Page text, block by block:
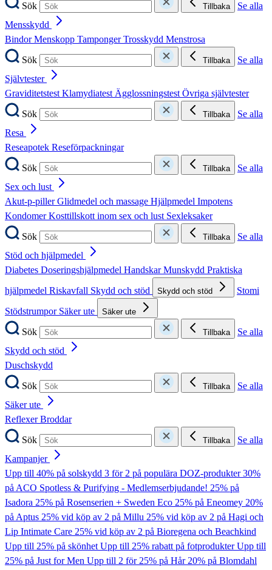
Sök
Tillbaka
Se alla
Mensskydd
BindorMenskopp TampongerTrosskydd Menstrosa
Sök
Tillbaka
Se alla
Självtester
GraviditetstestKlamydiatestÄgglossningstestÖvriga självtester
Sök
Tillbaka
Se alla
Resa
Reseapotek Reseförpackningar
Sök
Tillbaka
Se alla
Sex och lust
Akut-p-pillerGlidmedel och massage Hjälpmedel Impotens
KondomerKosttillskott inom sex och lust Sexleksaker
Sök
Tillbaka
Se alla
Stöd och hjälpmedel
Diabetes Doseringshjälpmedel HandskarMunskydd Praktiska
hjälpmedel Riskavfall Skydd och stöd Skydd och stöd
Stomi
Stödstrumpor Säker ute Säker ute
Sök Tillbaka
Se alla
Skydd och stöd
Duschskydd
Sök
Tillbaka
Se alla
Säker ute
ReflexerBroddar
Sök
Tillbaka
Se alla
Kampanjer
Upp till 40% på solskydd 3 för 2 på populära DOZ-produkter30%
på ACO Spotless & Purifying - Medlemserbjudande! 25% på
Isadora 25% på Rosenserien + Sweden Eco 25% på Eneomey 20%
på Aptus 25% vid köp av 2 på Millu 25% vid köp av 2 på Hagi och
Lip Intimate Care 25% vid köp av 2 på Bioregena och Beachkind
Upp till 25% på skönhetUpp till 25% rabatt på fotprodukterUpp till
25% på Just for Men Upp till 2 för 25% på Hår20% på Blomdahl